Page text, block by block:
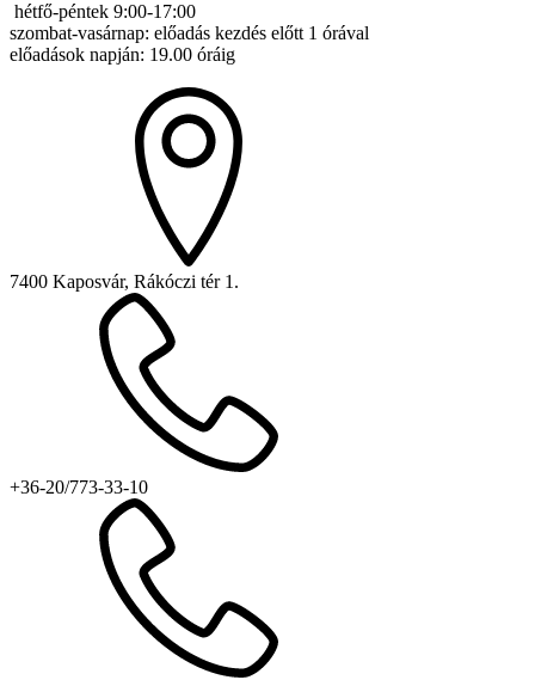
hétfő-péntek 9:00-17:00
szombat-vasárnap: előadás kezdés előtt 1 órával
előadások napján: 19.00 óráig
7400 Kaposvár, Rákóczi tér 1.
+36-20/773-33-10